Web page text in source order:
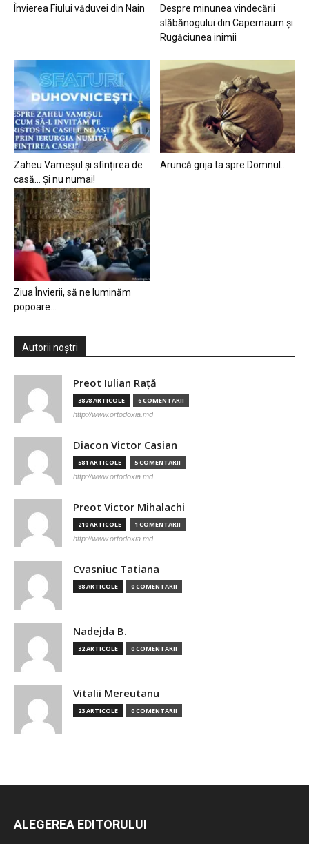
Învierea Fiului văduvei din Nain
Despre minunea vindecării
slăbănogului din Capernaum și
Rugăciunea inimii
Zaheu Vameșul și sfințirea de
casă… Și nu numai!
Aruncă grija ta spre Domnul…
Ziua Învierii, să ne luminăm
popoare…
Autorii noștri
Preot Iulian Raţă
3878 ARTICOLE 6 COMENTARII
http://www.ortodoxia.md
Diacon Victor Casian
581 ARTICOLE 5 COMENTARII
http://www.ortodoxia.md
Preot Victor Mihalachi
210 ARTICOLE 1 COMENTARII
http://www.ortodoxia.md
Cvasniuc Tatiana
88 ARTICOLE 0 COMENTARII
Nadejda B.
32 ARTICOLE 0 COMENTARII
Vitalii Mereutanu
23 ARTICOLE 0 COMENTARII
ALEGEREA EDITORULUI